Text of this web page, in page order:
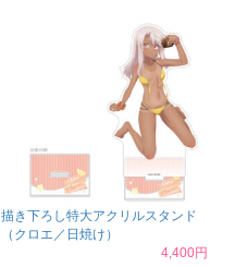
描き下ろし特大アクリルスタンド
（クロエ／日焼け）
4,400円